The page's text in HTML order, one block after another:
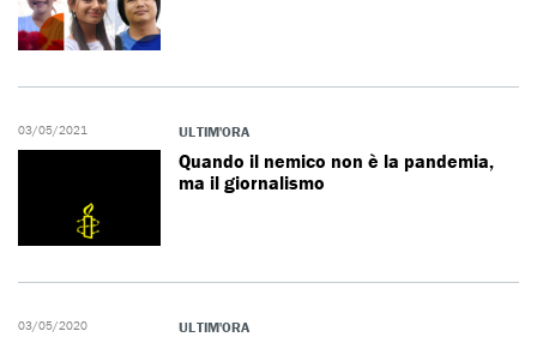
03/05/2021 ULTIM'ORA
Quando il nemico non è la pandemia,
ma il giornalismo
03/05/2020 ULTIM'ORA